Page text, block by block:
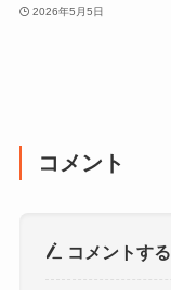
2026年5月5日
コメント
コメントする